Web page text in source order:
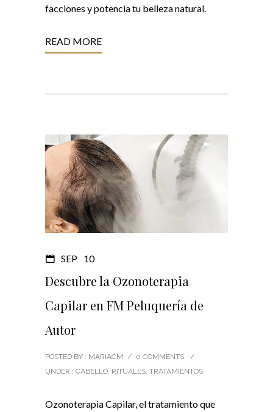
facciones y potencia tu belleza natural.
READ MORE
SEP 10
Descubre la Ozonoterapia
Capilar en FM Peluquería de
Autor
POSTED BY : MARIACM / 0 COMMENTS
/
UNDER : CABELLO, RITUALES, TRATAMIENTOS
Ozonoterapia Capilar, el tratamiento que